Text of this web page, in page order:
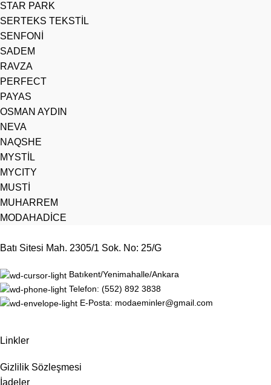
STAR PARK
SERTEKS TEKSTİL
SENFONİ
SADEM
RAVZA
PERFECT
PAYAS
OSMAN AYDIN
NEVA
NAQSHE
MYSTİL
MYCITY
MUSTİ
MUHARREM
MODAHADİCE
Batı Sitesi Mah. 2305/1 Sok. No: 25/G
Batıkent/Yenimahalle/Ankara
Telefon: (552) 892 3838
E-Posta: modaeminler@gmail.com
Linkler
Gizlilik Sözleşmesi
İadeler